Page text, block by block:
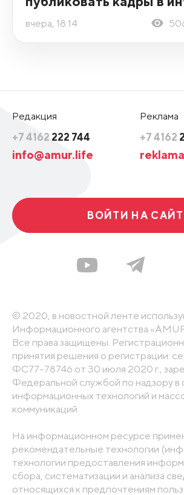
вчера, 18:14
Редакция
+7 4162 222 744
info@amur.life
Реклама
+7 4162
ВОЙТИ НА САЙТ
© 2020, в новостной ленте
Информационного агентства
Все права защищены.
принятия решения о регистрации:
ФС77-78746 от 30 июля 2020 г.,
Федеральной службой по надзору в
информационных технологий и
коммуникаций
На информационном ресурсе
рекомендательные технологии
технологии предоставления
сбора, систематизации и анализа
относящихся к предпочтениям